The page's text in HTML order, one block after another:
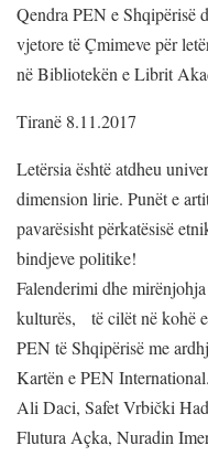
Qendra PEN e Shqipërisë
vjetore të Çmimeve për
në Bibliotekën e Librit
Tiranë 8.11.2017
Letërsia është atdheu
dimension lirie. Punët e
pavarësisht përkatësisë
bindjeve politike!
Falenderimi dhe
kulturës, të cilët në kohë
PEN të Shqipërisë me
Kartën e PEN International.
Ali Daci, Safet Vrbički
Flutura Açka, Nuradin